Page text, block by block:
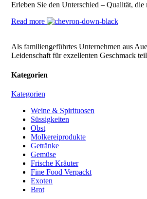
Erleben Sie den Unterschied – Qualität, die
Read more
Als familiengeführtes Unternehmen aus
Leidenschaft für exzellenten Geschmack
Kategorien
Kategorien
Weine & Spirituosen
Süssigkeiten
Obst
Molkereiprodukte
Getränke
Gemüse
Frische Kräuter
Fine Food Verpackt
Exoten
Brot